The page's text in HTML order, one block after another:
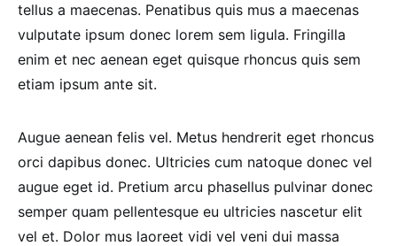
tellus a maecenas. Penatibus quis mus a maecenas
vulputate ipsum donec lorem sem ligula. Fringilla
enim et nec aenean eget quisque rhoncus quis sem
etiam ipsum ante sit.
Augue aenean felis vel. Metus hendrerit eget rhoncus
orci dapibus donec. Ultricies cum natoque donec vel
augue eget id. Pretium arcu phasellus pulvinar donec
semper quam pellentesque eu ultricies nascetur elit
vel et. Dolor mus laoreet vidi vel veni dui massa